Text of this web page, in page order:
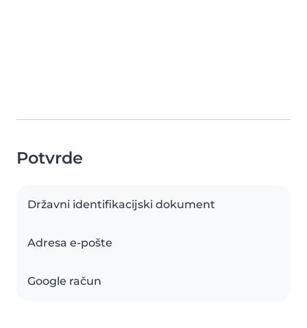
Potvrde
Državni identifikacijski dokument
Adresa e-pošte
Google račun